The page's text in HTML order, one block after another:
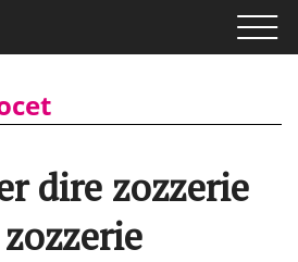
dire zozzerie